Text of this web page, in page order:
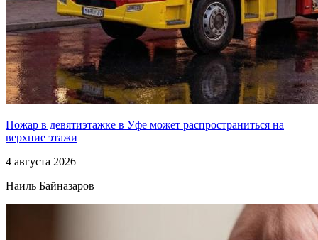
Пожар в девятиэтажке в Уфе может распространиться на
верхние этажи
4 августа 2026
Наиль Байназаров